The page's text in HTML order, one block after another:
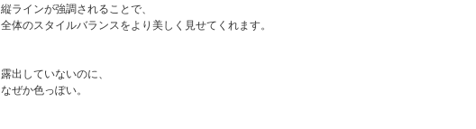
縦ラインが強調されることで、
全体のスタイルバランスをより美しく見せてくれます。
露出していないのに、
なぜか色っぽい。